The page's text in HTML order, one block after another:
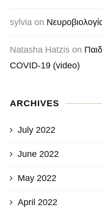
sylvia on
Natasha Hatzis on
COVID-19 (video)
ARCHIVES
July 2022
June 2022
May 2022
April 2022